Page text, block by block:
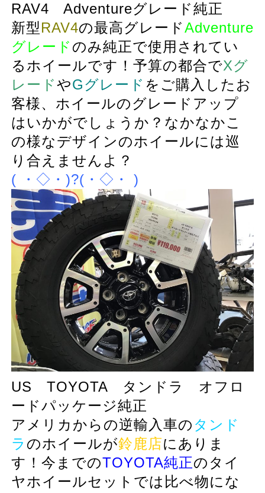
RAV4 Adventureグレード純正
新型RAV4の最高グレードAdventure
グレード のみ純正で使用されてい
るホイールです！予算の都合でXグ
レードやGグレード をご購入したお
客様、ホイールのグレードアップ
はいかがでしょうか？なかなかこ
の様なデザインのホイールには巡
り合えませんよ？
( ・◇・)?(・◇・ )
US TOYOTA タンドラ オフロ
ードパッケージ純正
アメリカからの逆輸入車の タンド
ラ のホイールが鈴鹿店にありま
す！今までのTOYOTA純正のタイ
ヤホイールセットでは比べ物にな